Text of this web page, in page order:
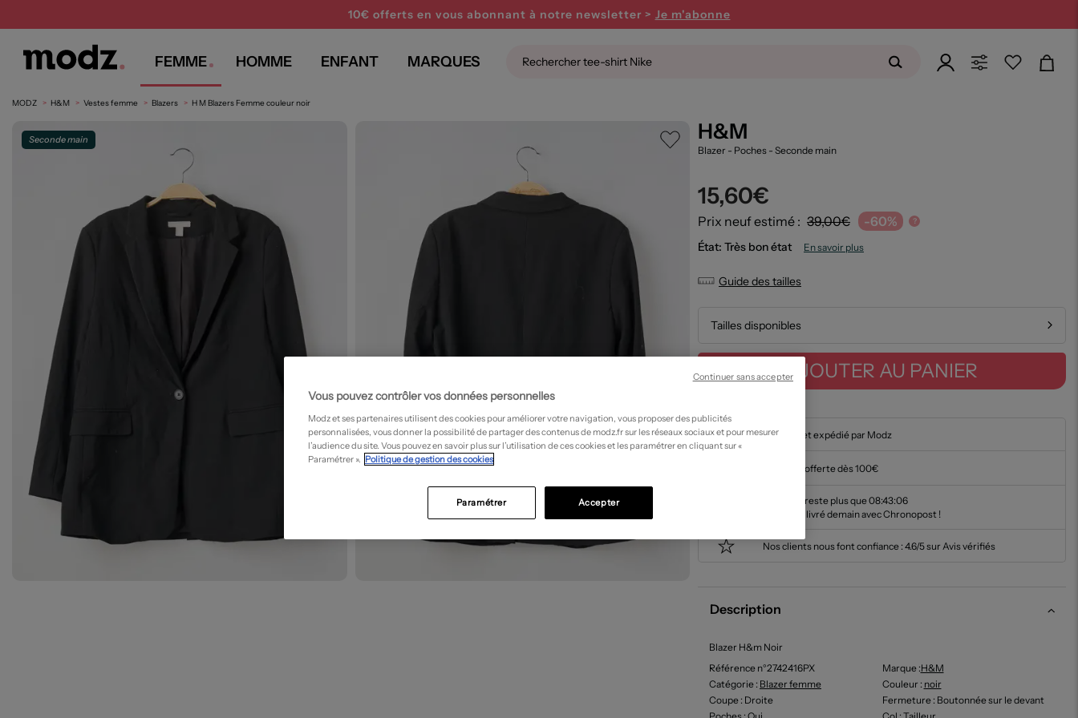
10€ offerts en vous abonnant à notre newsletter > Je m'abonne
FEMME HOMME ENFANT MARQUES
MODZ H&M Vestes femme Blazers H M Blazers Femme couleur noir
Seconde main H&M
Blazer - Poches - Seconde main
15,60€
Prix neuf estimé : 39,00€ -60% ?
État: Très bon état En savoir plus
Guide des tailles
Tailles disponibles
AJOUTER AU PANIER
En stock et expédié par Modz
Livraison offerte dès 100€
Il ne vous reste plus que08:43:05
pour être livré demain avec Chronopost !
Nos clients nous font confiance : 4.6/5 sur Avis vérifiés
Description
Blazer H&m Noir
Référence n°2742416PX
Marque :H&m
Catégorie : Blazer femme Couleur : noir
Coupe : Droite Fermeture: Boutonnée sur le devant
Vous pouvez contrôler vos données personnelles
Modz et ses partenaires utilisent des cookies pour améliorer votre navigation, vous proposer des publicités
personnalisées, vous donner la possibilité de partager des contenus de modz.fr sur les réseaux sociaux et pour mesurer
l’audience du site. Vous pouvez en savoir plus sur l’utilisation de ces cookies et les paramétrer en cliquant sur «
Paramétrer ». Politique de gestion des cookies
Accepter
Paramétrer
Continuer sans accepter